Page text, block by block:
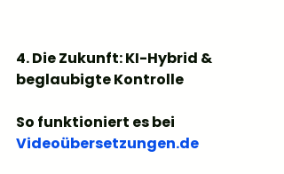
4. Die Zukunft: KI-Hybrid &
beglaubigte Kontrolle
So funktioniert es bei
Videoübersetzungen.de